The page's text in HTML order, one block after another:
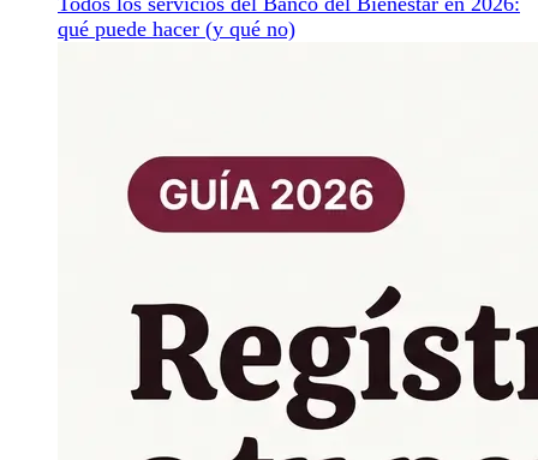
qué puede hacer (y qué no)